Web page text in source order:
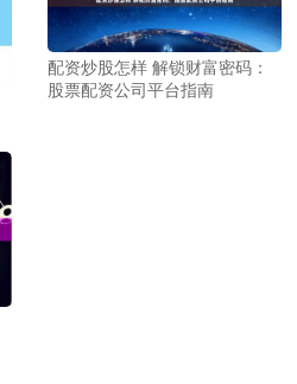
配资炒股怎样 解锁财富密码：
股票配资公司平台指南